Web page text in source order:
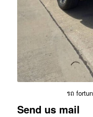
รถ
Send us mail